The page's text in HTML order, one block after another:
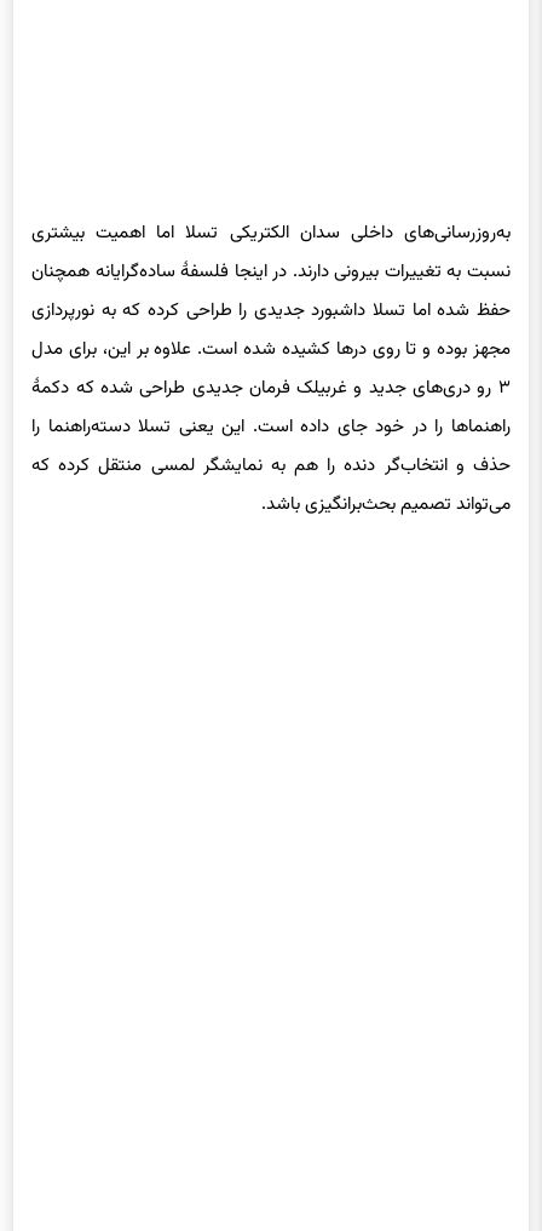
به‌روزرسانی‌های داخلی سدان الکتریکی تسلا اما اهمیت بیشتری
نسبت به تغییرات بیرونی دارند. در اینجا فلسفهٔ ساده‌گرایانه همچنان
حفظ شده اما تسلا داشبورد جدیدی را طراحی کرده که به نورپردازی
مجهز بوده و تا روی درها کشیده شده است. علاوه بر این، برای مدل
۳ رو دری‌های جدید و غربیلک فرمان جدیدی طراحی شده که دکمهٔ
راهنماها را در خود جای داده است. این یعنی تسلا دسته‌راهنما را
حذف و انتخاب‌گر دنده را هم به نمایشگر لمسی منتقل کرده که
می‌تواند تصمیم بحث‌برانگیزی باشد.